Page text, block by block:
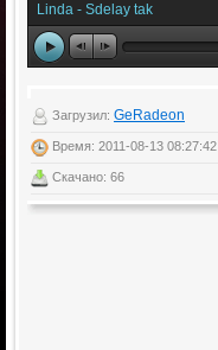
Linda - Sdelay tak
Загрузил: GeRadeon
Время: 2011-08-13 08:27:42
Скачано: 66